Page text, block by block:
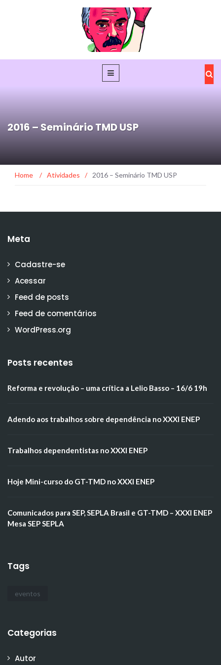
2016 – Seminário TMD USP
Home / Atividades / 2016 – Seminário TMD USP
Meta
Cadastre-se
Acessar
Feed de posts
Feed de comentários
WordPress.org
Posts recentes
Reforma e revolução – uma crítica a Lelio Basso – 16/6 19h
Adendo aos trabalhos sobre dependência no XXXI ENEP
Trabalhos dependentistas no XXXI ENEP
Hoje Mini-curso do GT-TMD no XXXI ENEP
Comunicados para SEP, SEPLA Brasil e GT-TMD – XXXI ENEP
Mesa SEP SEPLA
Tags
eventos
Categorias
Autor